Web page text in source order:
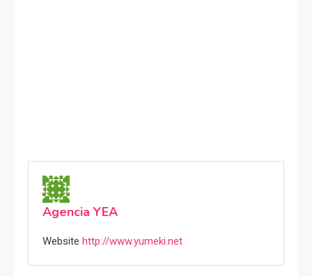
Agencia YEA
Website http://www.yumeki.net